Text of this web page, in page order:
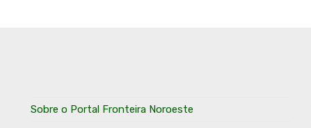
Sobre o Portal Fronteira Noroeste